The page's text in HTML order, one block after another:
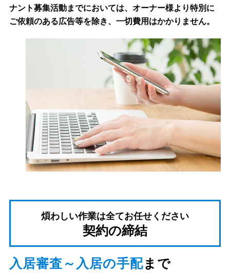
ナント募集活動までにおいては、オーナー様より特別に
ご依頼のある広告等を除き、一切費用はかかりません。
煩わしい作業は全てお任せください
契約の締結
入居審査～入居の手配まで